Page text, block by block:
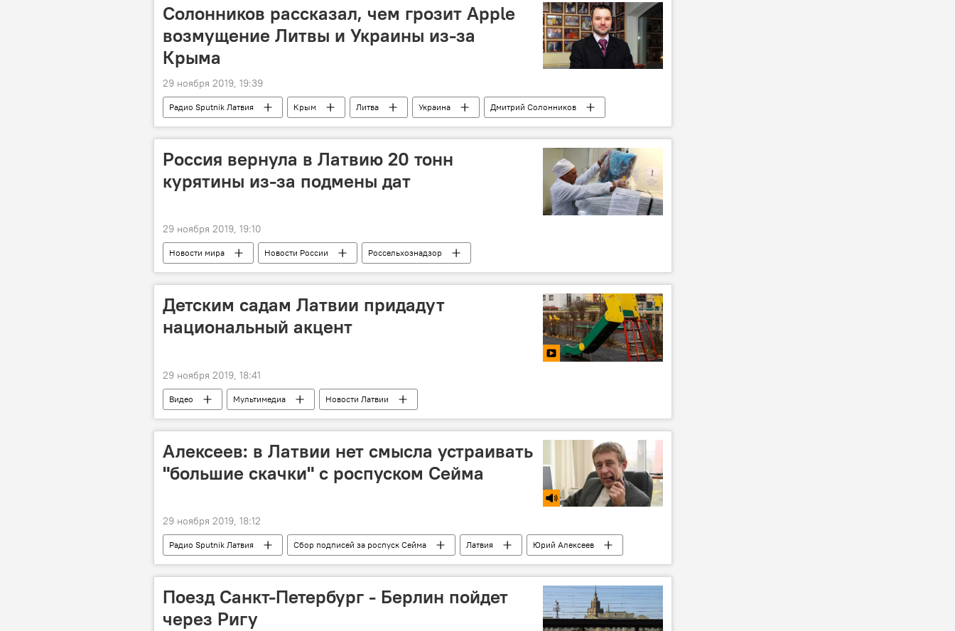
Солонников рассказал, чем грозит Apple
возмущение Литвы и Украины из-за
Крыма
29 ноября 2019, 19:39
Радио Sputnik Латвия Крым Литва Украина
Дмитрий Солонников
Apple
Россия вернула в Латвию 20 тонн
курятины из-за подмены дат
29 ноября 2019, 19:10
Новости мира Новости России Россельхознадзор
Детским садам Латвии придадут
национальный акцент
29 ноября 2019, 18:41
Видео Мультимедиа
Новости Латвии
Теперь детсады: русских дошкольников в Латвии оставят без родного языка
Алексеев: в Латвии нет смысла устраивать
"большие скачки" с роспуском Сейма
29 ноября 2019, 18:12
Радио Sputnik Латвия Сбор подписей за роспуск Сейма Латвия
Юрий Алексеев
Сейм
роспуск депутаты
Поезд Санкт-Петербург - Берлин пойдет
через Ригу